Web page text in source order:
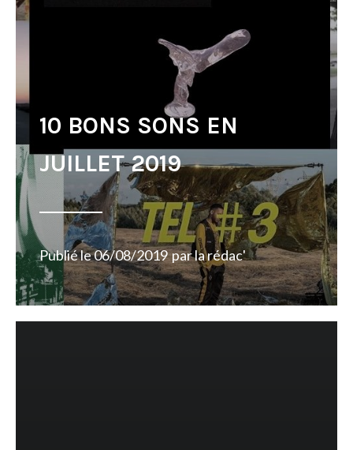
10 BONS SONS EN
JUILLET 2019
Publié le06/08/2019 parla rédac'